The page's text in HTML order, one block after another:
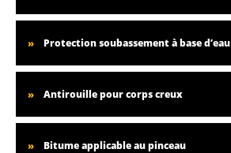
Protection soubassement à base d’eau
Antirouille pour corps creux
Bitume applicable au pinceau